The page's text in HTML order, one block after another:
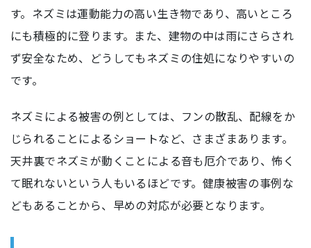
す。ネズミは運動能力の高い生き物であり、高いところ
にも積極的に登ります。また、建物の中は雨にさらされ
ず安全なため、どうしてもネズミの住処になりやすいの
です。
ネズミによる被害の例としては、フンの散乱、配線をか
じられることによるショートなど、さまざまあります。
天井裏でネズミが動くことによる音も厄介であり、怖く
て眠れないという人もいるほどです。健康被害の事例な
どもあることから、早めの対応が必要となります。